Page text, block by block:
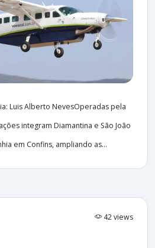
Luis Alberto NevesOperadas pela
integram Diamantina e São João
em Confins, ampliando as...
42 views